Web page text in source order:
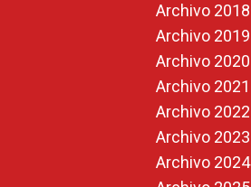
Archivo 2018
Archivo 2019
Archivo 2020
Archivo 2021
Archivo 2022
Archivo 2023
Archivo 2024